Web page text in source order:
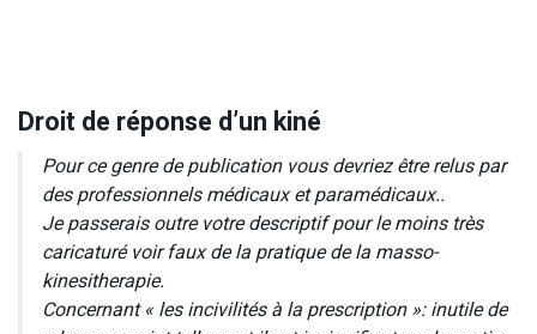
Droit de réponse d’un kiné
Pour ce genre de publication vous devriez être relus par
des professionnels médicaux et paramédicaux..
Je passerais outre votre descriptif pour le moins très
caricaturé voir faux de la pratique de la masso-
kinesitherapie.
Concernant « les incivilités à la prescription »: inutile de